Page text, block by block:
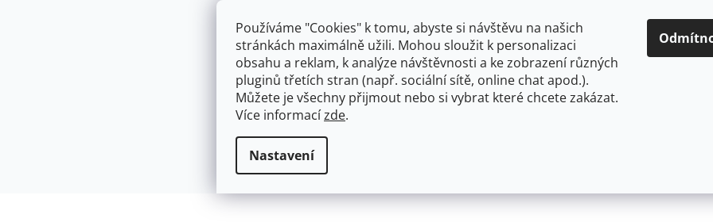
Používáme "Cookies" k tomu, abyste si návštěvu na našich
stránkách maximálně užili. Mohou sloužit k personalizaci
obsahu a reklam, k analýze návštěvnosti a ke zobrazení různých
pluginů třetích stran (např. sociální sítě, online chat apod.).
Můžete je všechny přijmout nebo si vybrat které chcete zakázat.
Více informacízde.
Nastavení
HLEDAT
NÁSTĚNNÉ 150/100MM SE SPRCHOU
Háčky a věšáky na útěrky a ručníky